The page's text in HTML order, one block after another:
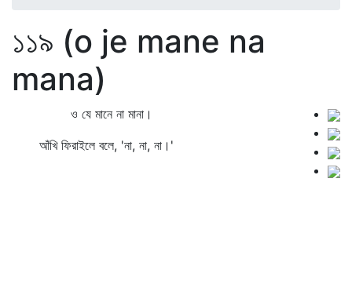
১১৯ (o je mane na
mana)
ও যে মানে না মানা।
আঁখি ফিরাইলে বলে, 'না, না, না।'